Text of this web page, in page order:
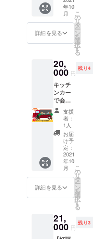
庫県美
方郡香
美町村
岡区村
紙をお
送りさ
せてい
ただき
※送料込
値段で
す。
のパネ
ルの支
援者一
覧にあ
なたの
お名前
させて
いただ
きま
す。 あ
なたの
お名前
をPRで
きま
す。 ※
掲載内
容は
メール
にて打
合せさ
せてい
ただき
ます。
年10
月
詳細を見る
こ
の
リ
タ
ー
ン
を
選
択
す
る
20,
000 円
残り4
キッチ
ンカー
で会い
に行き
ます。
イベン
トなど
におす
すめで
す。 関
西限定
で先着5
名様に
なって
いま
す。 ※
場所は
メール
にて打
支援
者：
1人
お届
け予
定：
2021
年10
月
詳細を見る
こ
の
リ
タ
ー
ン
を
選
択
す
る
21,
000 円
残り3